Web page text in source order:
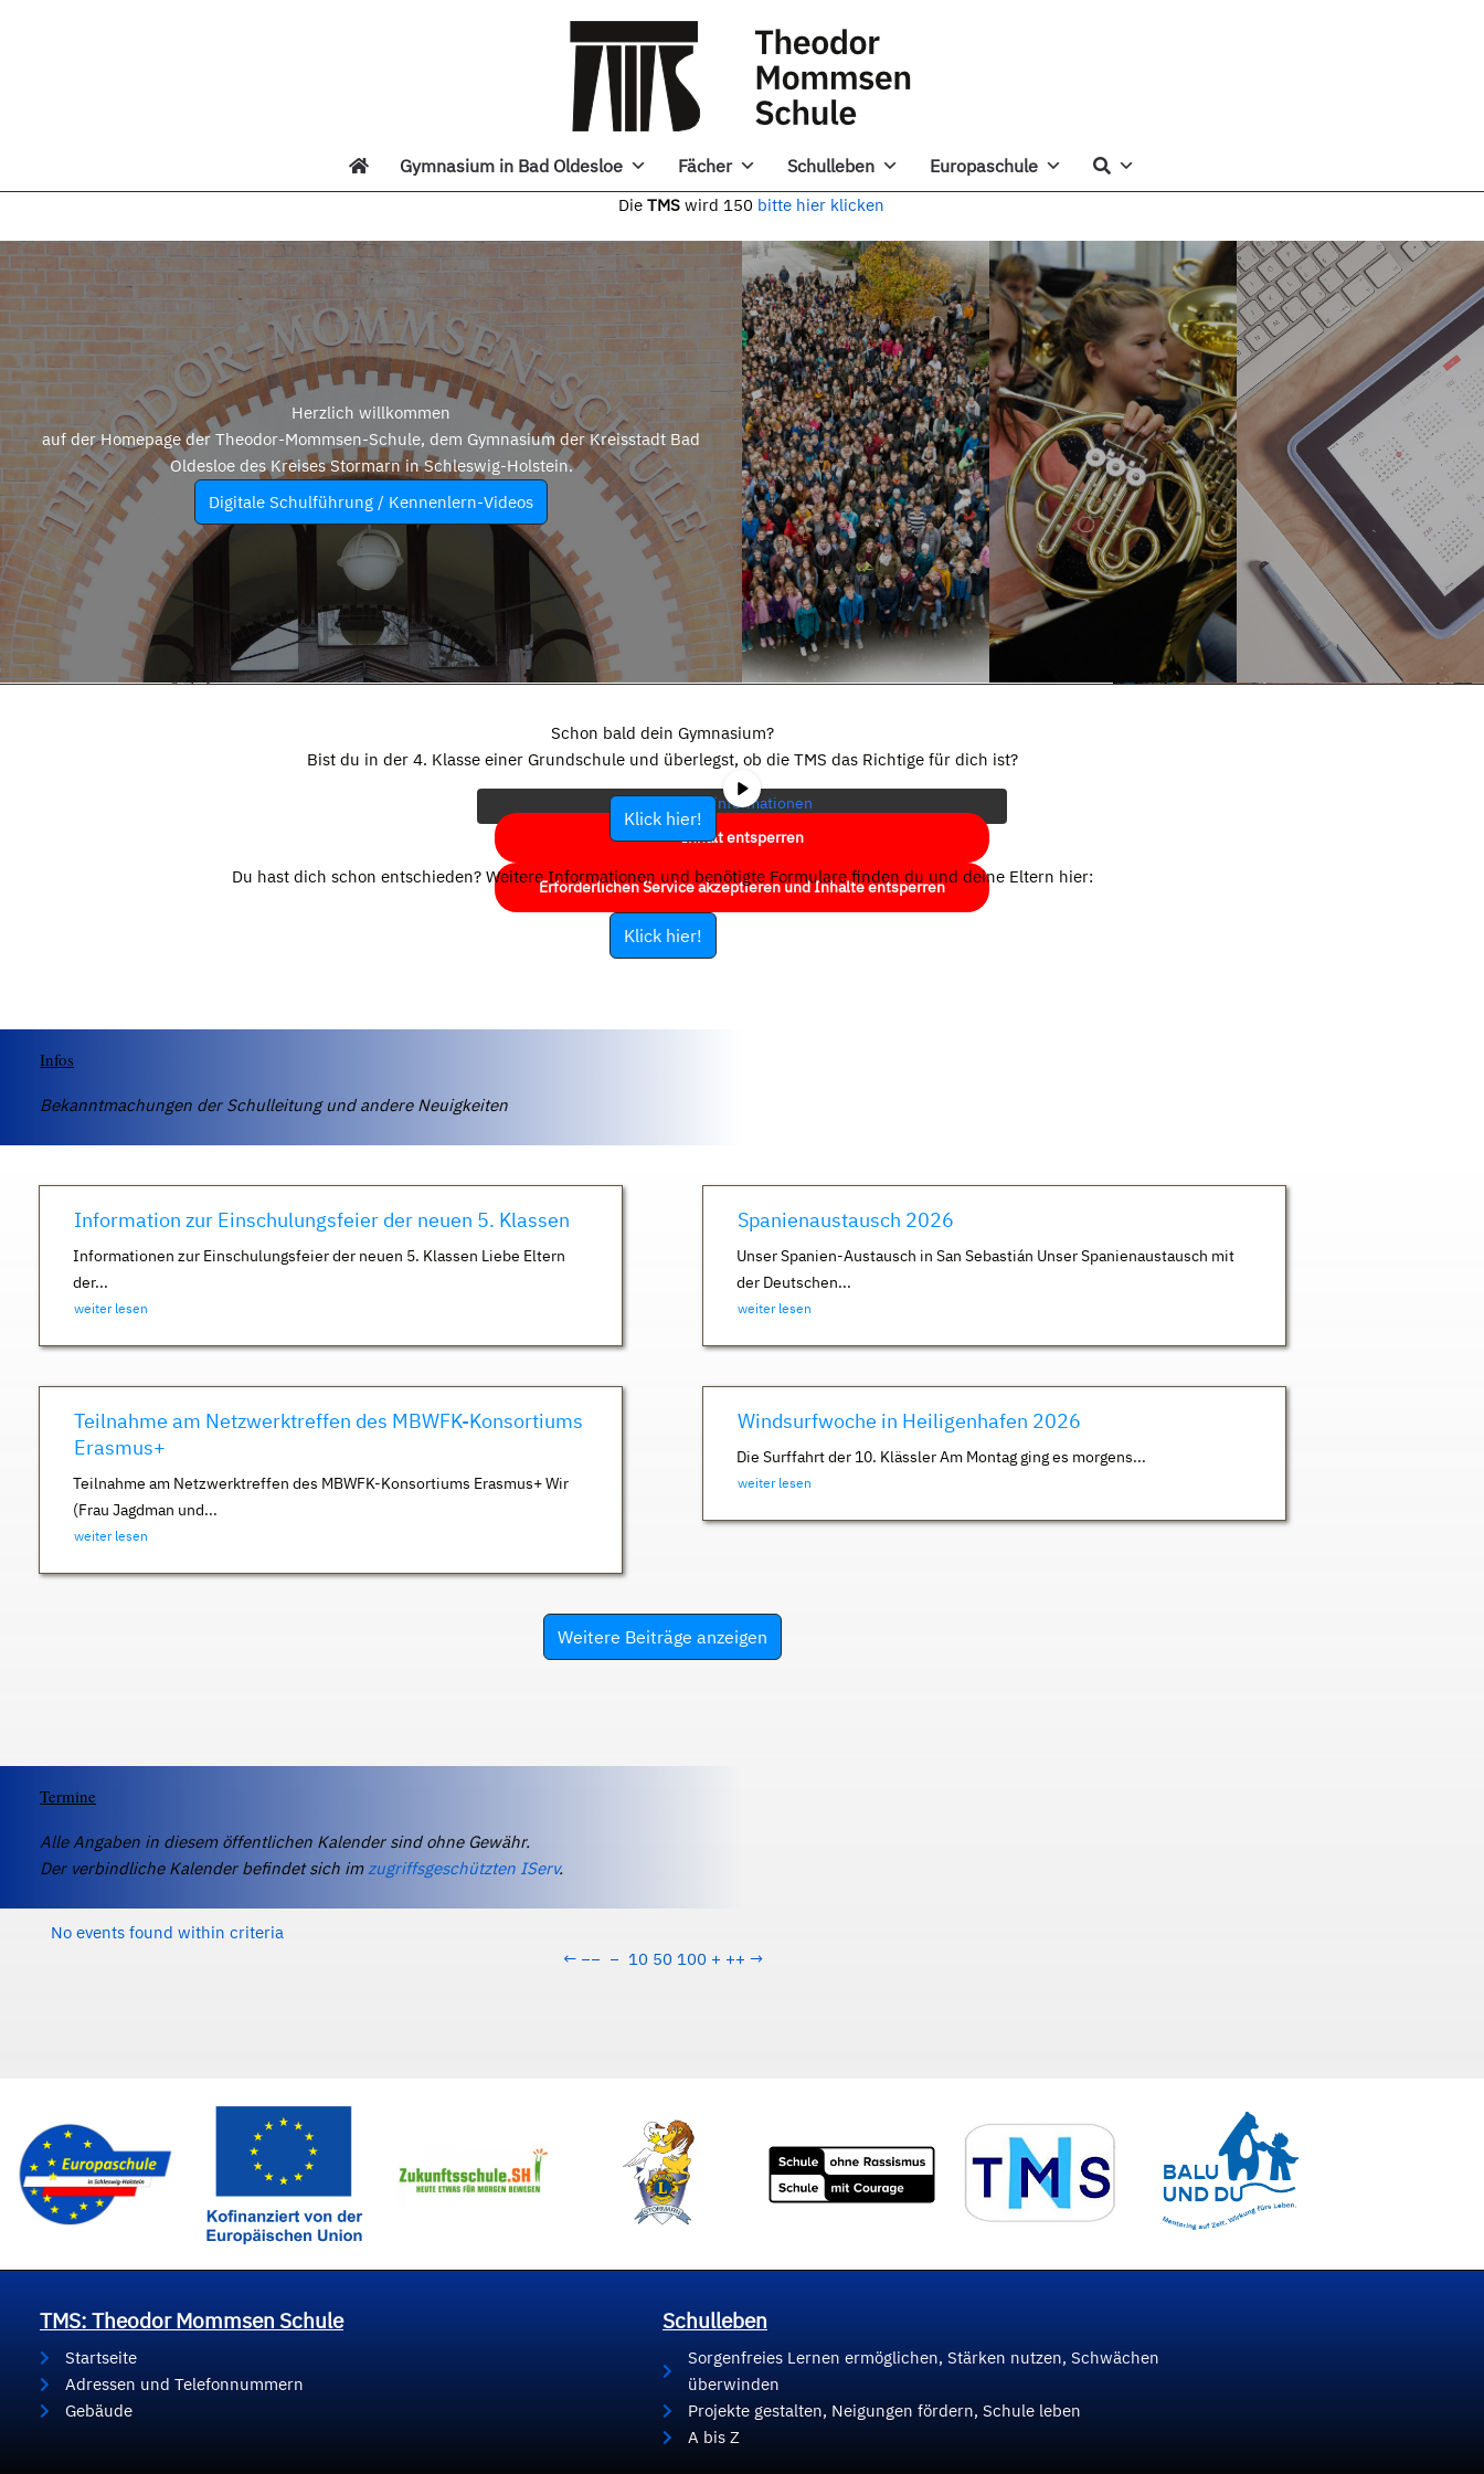
Gymnasium in Bad Oldesloe Fächer Schulleben Europaschule
Die TMS wird 150 bitte hier klicken
Herzlich willkommen
auf der Homepage der Theodor-Mommsen-Schule, dem Gymnasium der Kreisstadt Bad
Oldesloe des Kreises Stormarn in Schleswig-Holstein.
Digitale Schulführung / Kennenlern-Videos
eigentlichen Inhalt zuzugreifen, klicken Sie auf die Schaltfläche unten.
Bitte beachten Sie, dass dabei Daten an Drittanbieter weitergegeben
werden.
Mehr Informationen
Inhalt entsperren
Erforderlichen Service akzeptieren und Inhalte entsperren
Schon bald dein Gymnasium?
Bist du in der 4. Klasse einer Grundschule und überlegst, ob die TMS das Richtige für dich ist?
Klick hier!
Du hast dich schon entschieden? Weitere Informationen und benötigte Formulare finden du und deine Eltern hier:
Klick hier!
Infos
Bekanntmachungen der Schulleitung und andere Neuigkeiten
Information zur Einschulungsfeier der neuen 5. Klassen
Informationen zur Einschulungsfeier der neuen 5. Klassen Liebe Eltern
der...
weiter lesen
Spanienaustausch 2026
Unser Spanien-Austausch in San Sebastián Unser Spanienaustausch mit
der Deutschen...
weiter lesen
Teilnahme am Netzwerktreffen des MBWFK-Konsortiums
Erasmus+
Teilnahme am Netzwerktreffen des MBWFK-Konsortiums Erasmus+ Wir
(Frau Jagdman und...
weiter lesen
Windsurfwoche in Heiligenhafen 2026
Die Surffahrt der 10. Klässler Am Montag ging es morgens...
weiter lesen
Weitere Beiträge anzeigen
Termine
Alle Angaben in diesem öffentlichen Kalender sind ohne Gewähr.
Der verbindliche Kalender befindet sich imzugriffsgeschützten IServ.
No events found within criteria
← −− − 10 50 100 + ++ →
TMS: Theodor Mommsen Schule
Startseite
Adressen und Telefonnummern
Gebäude
Schulleben
Sorgenfreies Lernen ermöglichen, Stärken nutzen, Schwächen
überwinden
Projekte gestalten, Neigungen fördern, Schule leben
A bis Z